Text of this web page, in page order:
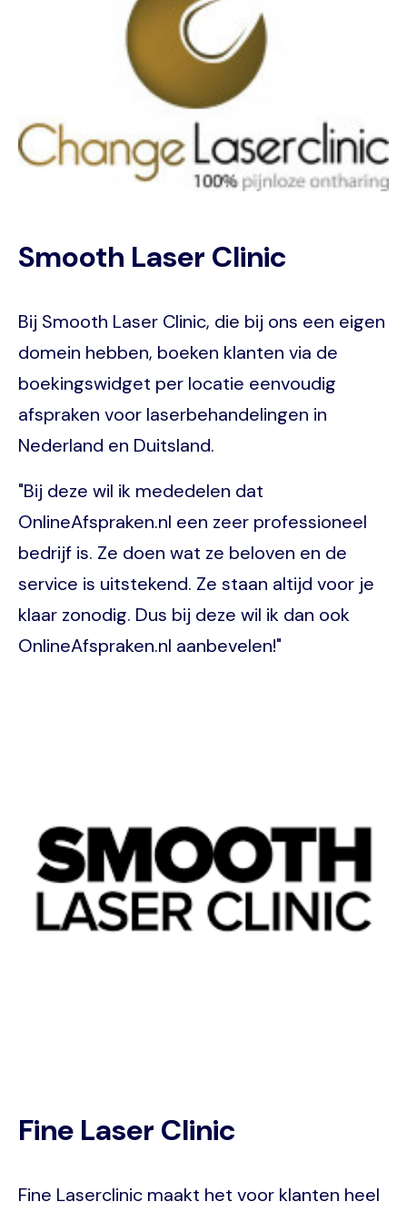
Smooth Laser Clinic
Bij Smooth Laser Clinic, die bij ons een eigen
domein hebben, boeken klanten via de
boekingswidget per locatie eenvoudig
afspraken voor laserbehandelingen in
Nederland en Duitsland.
"Bij deze wil ik mededelen dat
OnlineAfspraken.nl een zeer professioneel
bedrijf is. Ze doen wat ze beloven en de
service is uitstekend. Ze staan altijd voor je
klaar zonodig. Dus bij deze wil ik dan ook
OnlineAfspraken.nl aanbevelen!"
Fine Laser Clinic
Fine Laserclinic maakt het voor klanten heel